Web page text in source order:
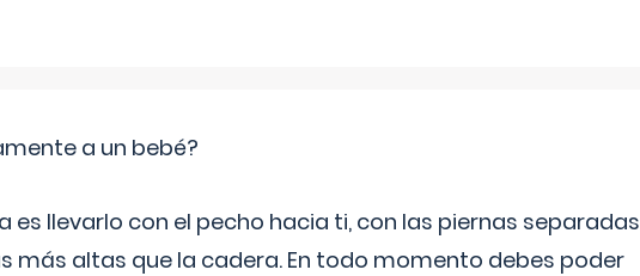
a un bebé?
es llevarlo con el pecho hacia ti, con las piernas separadas
más altas que la cadera. En todo momento debes poder